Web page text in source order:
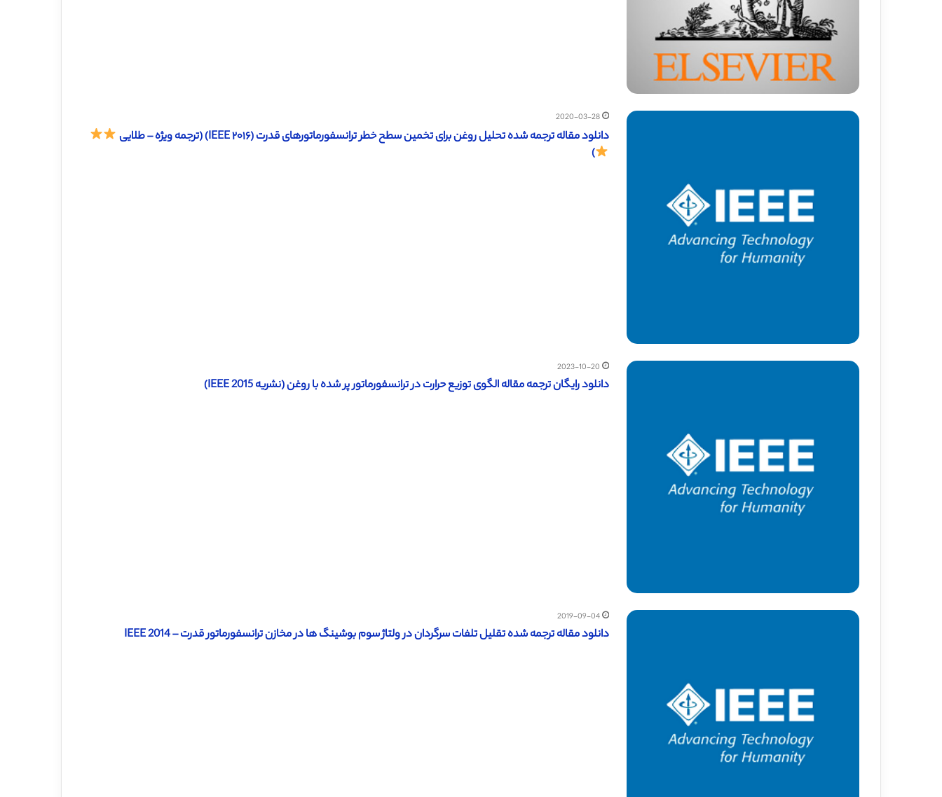
2020-03-28
دانلود مقاله ترجمه شده تحلیل روغن برای تخمین سطح خطر ترانسفورماتورهای قدرت (IEEE ۲۰۱۶) (ترجمه ویژه – طلایی
)
2023-10-20
دانلود رایگان ترجمه مقاله الگوی توزیع حرارت در ترانسفورماتور پر شده با روغن (نشریه IEEE 2015)
2019-09-04
دانلود مقاله ترجمه شده تقلیل تلفات سرگردان در ولتاژ سوم بوشینگ ها در مخازن ترانسفورماتور قدرت – 2014 IEEE